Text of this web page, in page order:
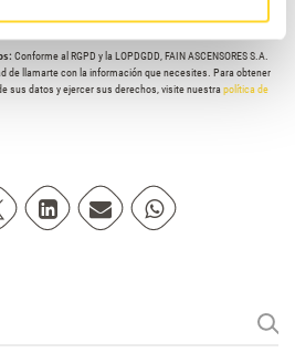
Conforme al RGPD y la LOPDGDD, FAIN ASCENSORES S.A.
de llamarte con la información que necesites. Para obtener
sus datos y ejercer sus derechos, visite nuestrapolítica de
en Facebook
en Twitter
Compartir en Linkedin
Compartir poremail
Compartir en